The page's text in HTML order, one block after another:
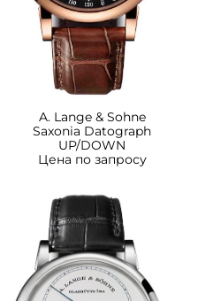
A. Lange & Sohne
Saxonia Datograph
UP/DOWN
Цена по запросу